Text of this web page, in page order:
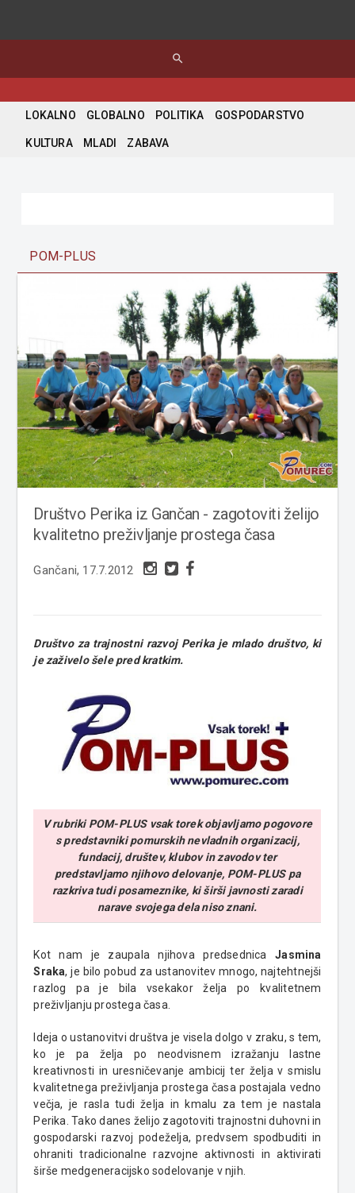
search
LOKALNO GLOBALNO POLITIKA GOSPODARSTVO
KULTURA MLADI ZABAVA
POM-PLUS
Društvo Perika iz Gančan - zagotoviti želijo
kvalitetno preživljanje prostega časa
Gančani, 17.7.2012
Društvo za trajnostni razvoj Perika je mlado društvo, ki
je zaživelo šele pred kratkim.
V rubriki POM-PLUS vsak torek objavljamo pogovore
s predstavniki pomurskih nevladnih organizacij,
fundacij, društev, klubov in zavodov ter
predstavljamo njihovo delovanje, POM-PLUS pa
razkriva tudi posameznike, ki širši javnosti zaradi
narave svojega dela niso znani.
Kot nam je zaupala njihova predsednicaJasmina
Sraka, je bilo pobud za ustanovitev mnogo, najtehtnejši
razlog pa je bila vsekakor želja po kvalitetnem
preživljanju prostega časa.
Ideja o ustanovitvi društva je visela dolgo v zraku, s tem,
ko je pa želja po neodvisnem izražanju lastne
kreativnosti in uresničevanje ambicij ter želja v smislu
kvalitetnega preživljanja prostega časa postajala vedno
večja, je rasla tudi želja in kmalu za tem je nastala
Perika. Tako danes želijo zagotoviti trajnostni duhovni in
gospodarski razvoj podeželja, predvsem spodbuditi in
ohraniti tradicionalne razvojne aktivnosti in aktivirati
širše medgeneracijsko sodelovanje v njih.